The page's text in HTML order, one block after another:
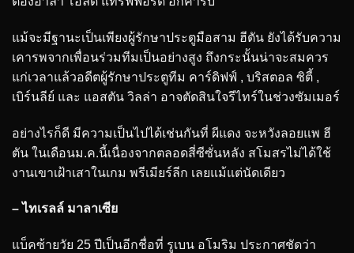
แม้จะมีฐานะเป็นเพียงผู้รักษาประตูมือสาม ฮีตัน ยังได้รับความ
เคารพจากเพื่อนร่วมทีมเป็นอย่างสูง ถึงกระนั้นน่าจะสมควร
แก่เวลาแล้วอดีตผู้รักษาประตูทีม คาร์ดิฟฟ์ , บริสตอล ซิตี้ ,
เบิร์นลีย์ และ แอสตัน วิลล่า อาจตัดสินใจรีไทร์ในช่วงซัมเมอร์
อย่างไรก็ดี มีความเป็นไปได้เช่นกันที่ ผีแดง จะหวังลอยแพ ฮี
ตัน ในเดือนม.ค.นี้เนื่องจากตลอดสี่ซีซั่นหลัง สโมสรไม่ได้ใช้
งานเขาเฝ้าเสาในเกม พรีเมียร์ลีก เลยแม้แต่นัดเดียว
– ไทเรลล์ มาลาเซีย
แบ็คซ้ายวัย 25 ปีเป็นอีกชื่อที่ รูเบน อโมริม ประกาศชัดว่า